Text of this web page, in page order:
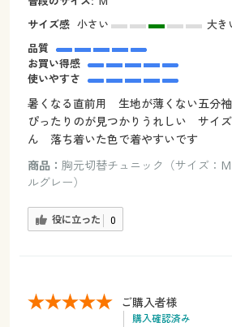
サイズ感 小さい
大き
品質
お買い得感
使いやすさ
暑くなる直前用 生地が薄くない五分
ぴったりのが見つかりうれしい サイ
ん 落ち着いた色で着やすいです
商品： 胸元切替チュニック（サイズ：
ルグレー）
役に立った 0
ご購入者様
購入確認済み